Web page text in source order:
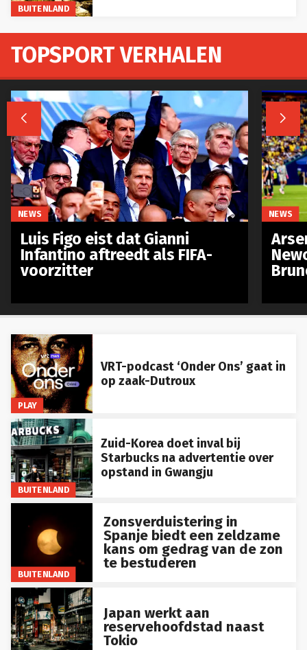
BUITENLAND
PLAY
VRT-podcast ‘Onder Ons’ gaat in
op zaak-Dutroux
BUITENLAND
Zuid-Korea doet inval bij
Starbucks na advertentie over
opstand in Gwangju
BUITENLAND
Zonsverduistering in
Spanje biedt een zeldzame
kans om gedrag van de zon
te bestuderen
Japan werkt aan
reservehoofdstad naast
Tokio
TOPSPORT VERHALEN
 
NEWS
Luis Figo eist dat Gianni
Infantino aftreedt als FIFA-
voorzitter
NEWS